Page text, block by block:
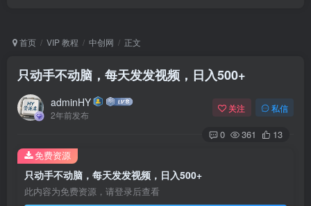
首页 VIP 教程 中创网 正文
只动手不动脑，每天发发视频，日入500+
adminHY
2年前发布
关注 私信
0 361 13
只动手不动脑，每天发发视频，日入500+
此内容为免费资源，请登录后查看
免费资源